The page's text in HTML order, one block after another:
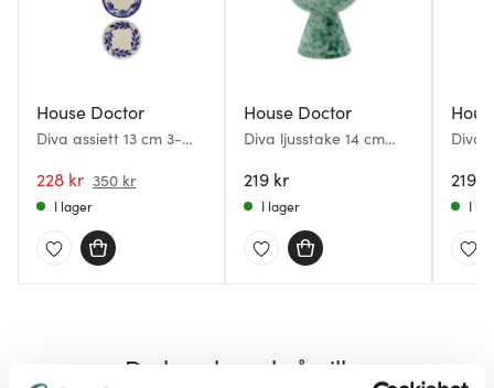
House Doctor
Diva assiett 13 cm 3-
228 kr 350 kr
I lager
House Doctor
Diva ljusstake 14 cm
219 kr
I lager
Diva
219
I
Du kanske också gillar